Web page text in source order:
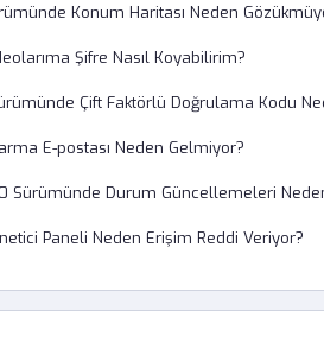
Konum Haritası Neden
Şifre Nasıl Koyabilirim?
Çift Faktörlü Doğrulama Kodu
E-postası Neden Gelmiyor?
Sürümünde Durum Güncellemeleri
Paneli Neden Erişim Reddi Veriyor?